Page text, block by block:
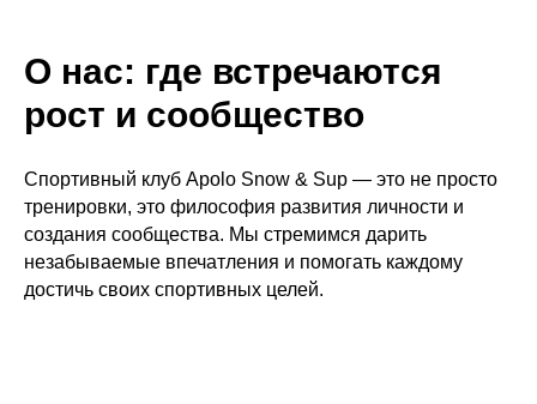
О нас: где встречаются
рост и сообщество
Спортивный клуб Apolo Snow & Sup — это не просто
тренировки, это философия развития личности и
создания сообщества. Мы стремимся дарить
незабываемые впечатления и помогать каждому
достичь своих спортивных целей.